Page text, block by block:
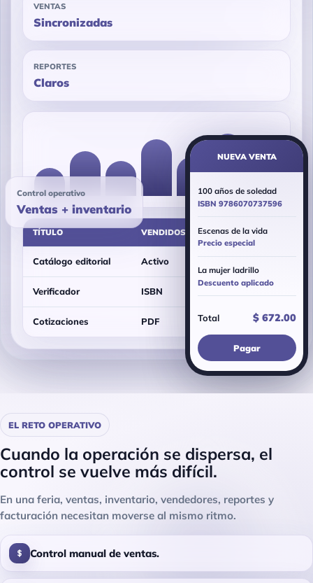
VENTAS
Sincronizadas
REPORTES
Claros
TÍTULO VENDIDOS TOTAL
Catálogo editorial Activo
Verificador ISBN
Cotizaciones PDF Venta
Control operativo
Ventas + inventario
NUEVA VENTA
100 años de soledad
ISBN 9786070737596
Escenas de la vida
Precio especial
La mujer ladrillo
Descuento aplicado
Total $ 672.00
Pagar
EL RETO OPERATIVO
Cuando la operación se dispersa, el
control se vuelve más difícil.
En una feria, ventas, inventario, vendedores, reportes y
facturación necesitan moverse al mismo ritmo.
Control manual de ventas.